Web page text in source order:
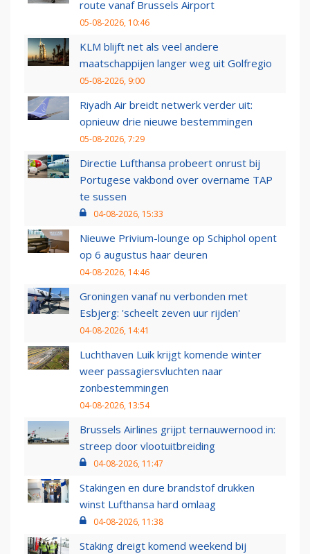
route vanaf Brussels Airport
05-08-2026, 10:46
KLM blijft net als veel andere
maatschappijen langer weg uit Golfregio
05-08-2026, 9:00
Riyadh Air breidt netwerk verder uit:
opnieuw drie nieuwe bestemmingen
05-08-2026, 7:29
Directie Lufthansa probeert onrust bij
Portugese vakbond over overname TAP
te sussen
04-08-2026, 15:33
Nieuwe Privium-lounge op Schiphol opent
op 6 augustus haar deuren
04-08-2026, 14:46
Groningen vanaf nu verbonden met
Esbjerg: 'scheelt zeven uur rijden'
04-08-2026, 14:41
Luchthaven Luik krijgt komende winter
weer passagiersvluchten naar
zonbestemmingen
04-08-2026, 13:54
Brussels Airlines grijpt ternauwernood in:
streep door vlootuitbreiding
04-08-2026, 11:47
Stakingen en dure brandstof drukken
winst Lufthansa hard omlaag
04-08-2026, 11:38
Staking dreigt komend weekend bij